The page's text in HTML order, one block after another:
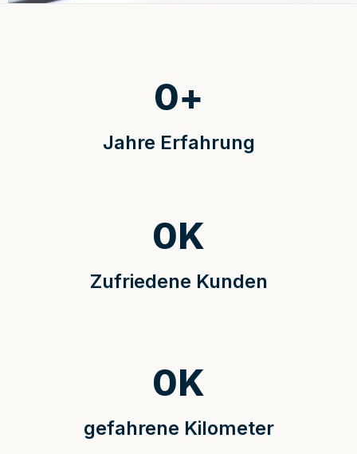
Jahre Erfahrung
0+
Zufriedene Kunden
0K
gefahrene Kilometer
0K